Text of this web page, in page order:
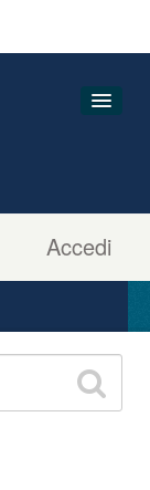
Accedi